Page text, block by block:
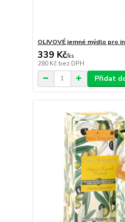
OLIVOVÉ jemné mýdlo pro
339 Kč/ks
280 Kč bez DPH
Přidat